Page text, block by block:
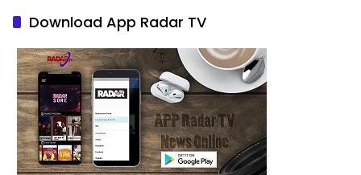
Download App Radar TV